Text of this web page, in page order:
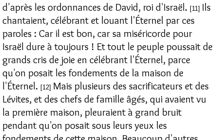
d'après les ordonnances de David, roi d'Israël. [11] Ils
chantaient, célébrant et louant l'Éternel par ces
paroles : Car il est bon, car sa miséricorde pour
Israël dure à toujours ! Et tout le peuple poussait de
grands cris de joie en célébrant l'Éternel, parce
qu'on posait les fondements de la maison de
l'Éternel. [12] Mais plusieurs des sacrificateurs et des
Lévites, et des chefs de famille âgés, qui avaient vu
la première maison, pleuraient à grand bruit
pendant qu'on posait sous leurs yeux les